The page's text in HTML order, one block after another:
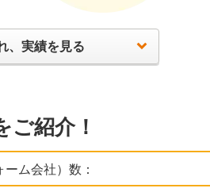
、実績を見る
ご紹介！
ム会社）数：